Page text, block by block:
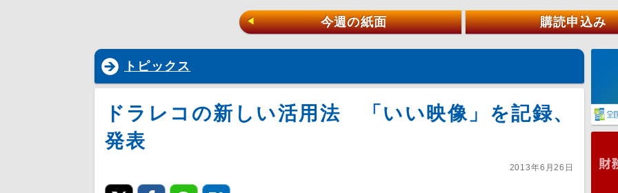
◀ 今週の紙面 購読申込み
トピックス
ドラレコの新しい活用法 「いい映像」を記録、
発表
2013年6月26日